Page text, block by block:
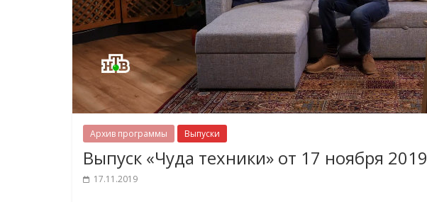
Архив программы Выпуски
Выпуск «Чуда техники» от 17 ноября 2019
17.11.2019